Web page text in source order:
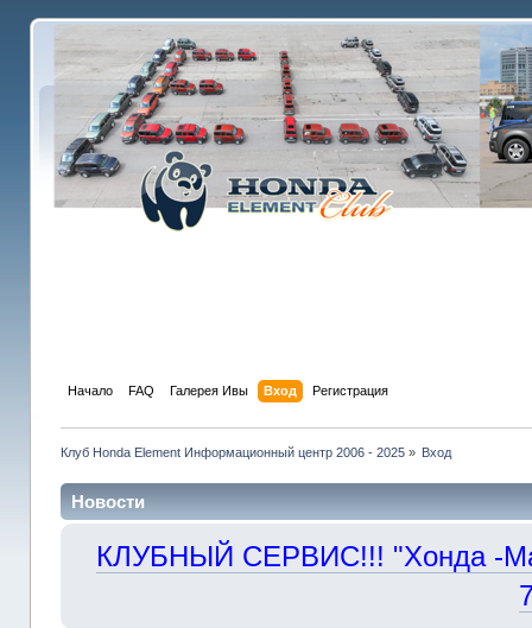
Начало FAQ Галерея Ивы Вход Регистрация
Клуб Honda Element Информационный центр 2006 - 2025» Вход
Новости
КЛУБНЫЙ СЕРВИС!!! "Хонда -